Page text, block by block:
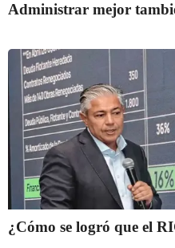
Administrar mejor
¿Cómo se logró que el